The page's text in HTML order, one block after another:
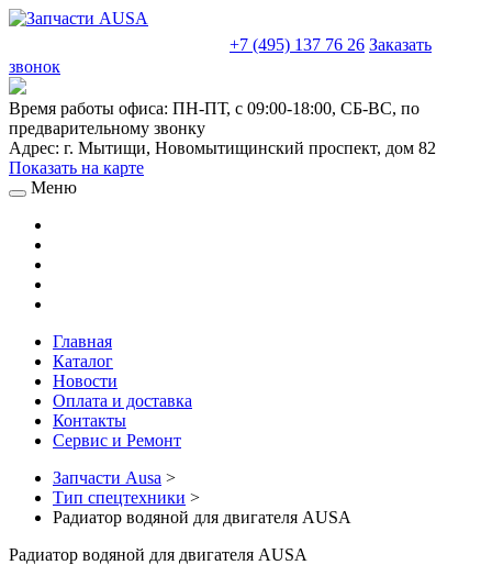
+7 (495) 137 76 26 Заказать
звонок
Время работы офиса: ПН-ПТ, с 09:00-18:00, СБ-ВС, по
предварительному звонку
Адрес: г. Мытищи, Новомытищинский проспект, дом 82
Показать на карте
Меню
Главная
Каталог
Новости
Оплата и доставка
Контакты
Сервис и Ремонт
Запчасти Ausa >
Тип спецтехники >
Радиатор водяной для двигателя AUSA
Радиатор водяной для двигателя AUSA